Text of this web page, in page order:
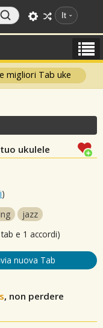
It
migliori Tab uke
ukulele
)
jazz
e 1 accordi)
nuova Tab
, non perdere